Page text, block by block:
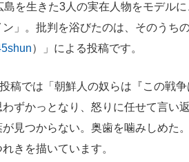
を生きた3人の実在人物をモデル
ン」。批判を浴びたのは、そのうち
）」による投稿です。
稿では「朝鮮人の奴らは『この戦
ずかっとなり、怒りに任せて言い
見つからない。奥歯を噛みしめた
きを描いています。